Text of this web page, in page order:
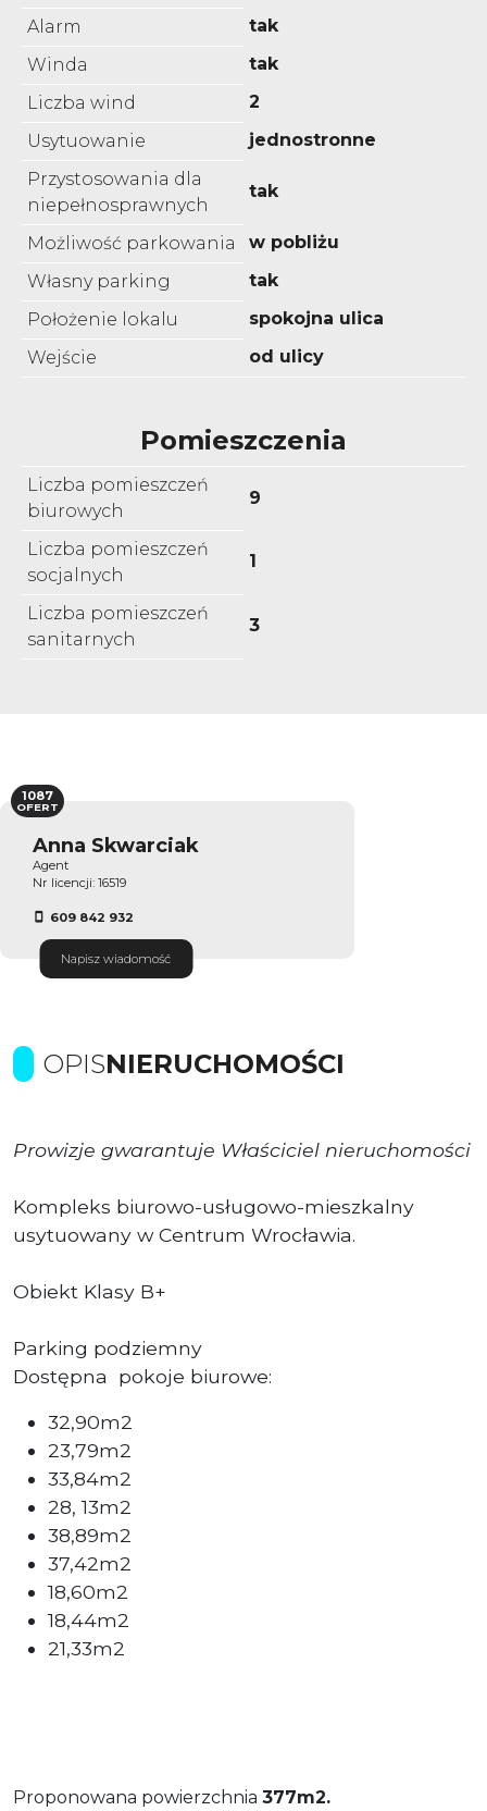
Alarm
tak
Winda
tak
Liczba wind
2
Usytuowanie
jednostronne
Przystosowania dla
niepełnosprawnych
tak
Możliwość parkowania
w pobliżu
Własny parking
tak
Położenie lokalu
spokojna ulica
Wejście
od ulicy
Pomieszczenia
Liczba pomieszczeń
biurowych
9
Liczba pomieszczeń
socjalnych
1
Liczba pomieszczeń
sanitarnych
3
Anna Skwarciak
Agent
Nr licencji: 16519
609 842 932
Napisz wiadomość
1087
OFERT
OPISNIERUCHOMOŚCI
Prowizje gwarantuje Właściciel nieruchomości
Kompleks biurowo-usługowo-mieszkalny
usytuowany w Centrum Wrocławia.
Obiekt Klasy B+
Parking podziemny
Dostępna pokoje biurowe:
32,90m2
23,79m2
33,84m2
28, 13m2
38,89m2
37,42m2
18,60m2
18,44m2
21,33m2
Proponowana powierzchnia 377m2.